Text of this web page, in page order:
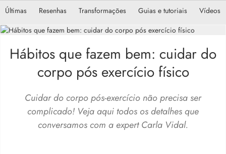
Últimas Resenhas Transformações Guias e tutoriais Vídeos
Hábitos que fazem bem: cuidar do
corpo pós exercício físico
Cuidar do corpo pós-exercício não precisa ser
complicado! Veja aqui todos os detalhes que
conversamos com a expert Carla Vidal.